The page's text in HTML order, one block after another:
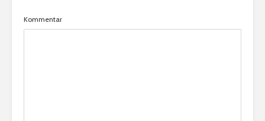
Kommentar